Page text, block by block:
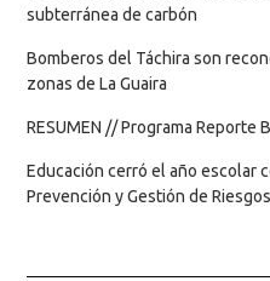
subterránea de carbón
Bomberos del Táchira son
zonas de La Guaira
RESUMEN // Programa Reporte
Educación cerró el año escolar
Prevención y Gestión de Riesgos